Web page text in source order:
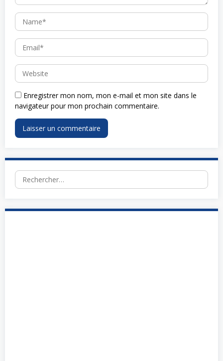
Enregistrer mon nom, mon e-mail et mon site dans le
navigateur pour mon prochain commentaire.
Rechercher :